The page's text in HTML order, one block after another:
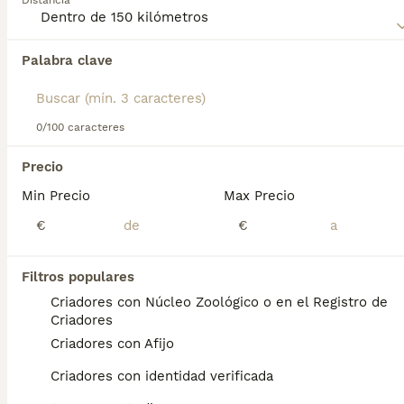
Palabra clave
0/100 caracteres
Precio
Min Precio
€
Max Precio
€
Filtros populares
Criadores con Núcleo Zoológico o en el Registro de
Criadores
Criadores con Afijo
Criadores con identidad verificada
Encontramos 0 Grifón Azul de Gascuña
Barcelona.
Si deseas exactamente esta búsqueda guarda tu
¿Qué tamaño tiene un Grifón
azul de Gascuña?
Apariencia. Este grifón azul tiene un tamaño